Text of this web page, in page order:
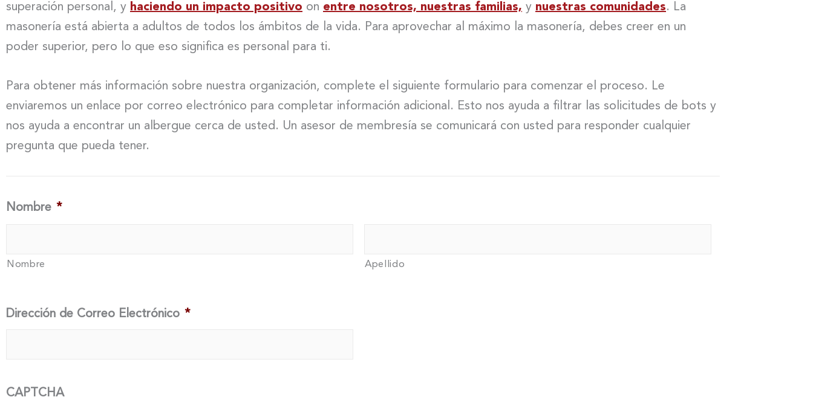
superación personal, y haciendo un impacto positivo on entre nosotros, nuestras familias, y nuestras comunidades. La
masonería está abierta a adultos de todos los ámbitos de la vida. Para aprovechar al máximo la masonería, debes creer en un
poder superior, pero lo que eso significa es personal para ti.
Para obtener más información sobre nuestra organización, complete el siguiente formulario para comenzar el proceso. Le
enviaremos un enlace por correo electrónico para completar información adicional. Esto nos ayuda a filtrar las solicitudes de bots y
nos ayuda a encontrar un albergue cerca de usted. Un asesor de membresía se comunicará con usted para responder cualquier
pregunta que pueda tener.
Nombre *
Nombre Apellido
Dirección de Correo Electrónico *
CAPTCHA